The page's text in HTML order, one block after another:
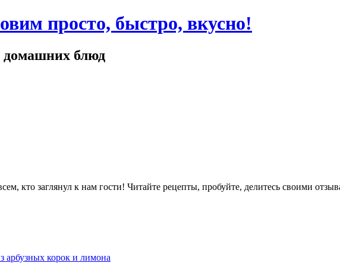
просто, быстро, вкусно!
блюд
заглянул к нам гости! Читайте рецепты, пробуйте, делитесь своими
арбузных корок и лимона